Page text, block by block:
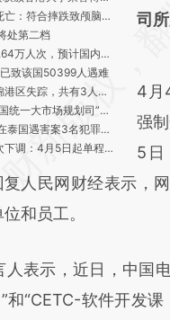
四川警方通报学生寝室内死亡：符合摔跌致颅脑损伤死亡，排除刑案
处第二档
清明节国内旅游出游2376.64万人次，预计国内旅游收入65.20亿元
致该国50399人遇难
辽宁一渔船在渤海北部盘锦港区失踪，共有3人失联
国家发改委：内部没有“全国统一大市场规划司”相关机构
温州警方：20岁女留学生在泰国遇害案3名犯罪嫌疑人已被刑拘
机票燃油附加费年内第二次下调：4月5日起单程最低30元
品抽检不合格
上海：全市1100余所中小学体育场地逐步对市民开放
法运营
新
对
司
4月
强
5日
复人民网财经表示，
和员工。
人表示，近日，中国
和“CETC-软件开发